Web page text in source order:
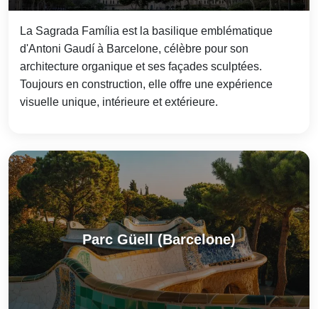
La Sagrada Família est la basilique emblématique
d'Antoni Gaudí à Barcelone, célèbre pour son
architecture organique et ses façades sculptées.
Toujours en construction, elle offre une expérience
visuelle unique, intérieure et extérieure.
Parc Güell (Barcelone)